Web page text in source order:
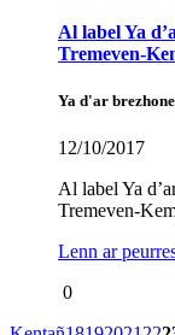
Al label Ya
Tremeven-
Ya d'ar
12/10/2017
Al label Ya
Tremeven-
Lenn ar
0